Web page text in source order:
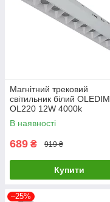
Магнітний трековий
світильник білий OLEDIM
OL220 12W 4000k
В наявності
689 ₴ 919 ₴
Купити
–25%